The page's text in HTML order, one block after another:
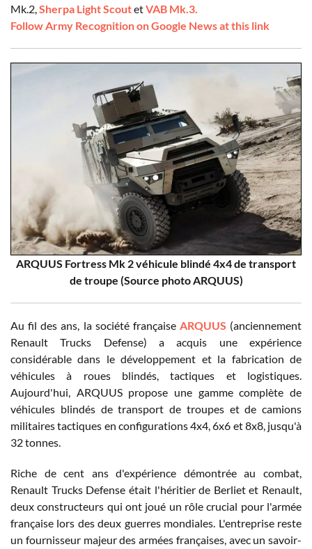
Mk.2,Sherpa Light ScoutetVAB Mk.3.
Follow Army Recognition on Google News at this link
ARQUUS Fortress Mk 2 véhicule blindé 4x4 de transport
de troupe (Source photo ARQUUS)
Au fil des ans, la société française ARQUUS (anciennement
Renault Trucks Defense) a acquis une expérience
considérable dans le développement et la fabrication de
véhicules à roues blindés, tactiques et logistiques.
Aujourd'hui, ARQUUS propose une gamme complète de
véhicules blindés de transport de troupes et de camions
militaires tactiques en configurations 4x4, 6x6 et 8x8, jusqu'à
32 tonnes.
Riche de cent ans d'expérience démontrée au combat,
Renault Trucks Defense était l'héritier de Berliet et Renault,
deux constructeurs qui ont joué un rôle crucial pour l'armée
française lors des deux guerres mondiales. L'entreprise reste
un fournisseur majeur des armées françaises, avec un savoir-